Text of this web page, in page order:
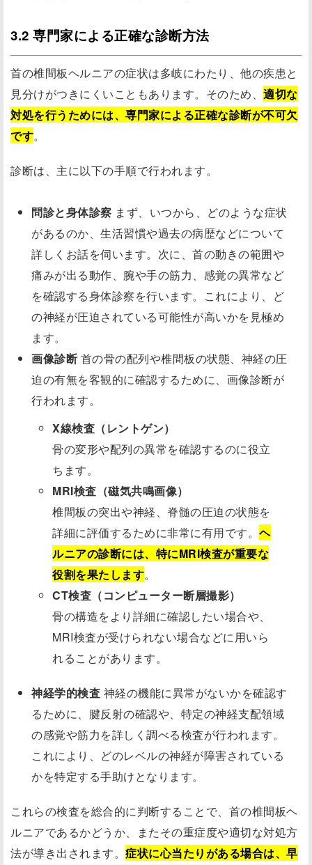
3.2 専門家による正確な診断方法
首の椎間板ヘルニアの症状は多岐にわたり、他の疾患と
見分けがつきにくいこともあります。そのため、 適切な
対処を行うためには、専門家による正確な診断が不可欠
です。
診断は、主に以下の手順で行われます。
問診と身体診察 まず、いつから、どのような症状
があるのか、生活習慣や過去の病歴などについて
詳しくお話を伺います。次に、首の動きの範囲や
痛みが出る動作、腕や手の筋力、感覚の異常など
を確認する身体診察を行います。これにより、ど
の神経が圧迫されている可能性が高いかを見極め
ます。
画像診断 首の骨の配列や椎間板の状態、神経の圧
迫の有無を客観的に確認するために、画像診断が
行われます。
X線検査（レントゲン）
骨の変形や配列の異常を確認するのに役立
ちます。
MRI検査（磁気共鳴画像）
椎間板の突出や神経、脊髄の圧迫の状態を
詳細に評価するために非常に有用です。 ヘ
ルニアの診断には、特にMRI検査が重要な
役割を果たします。
CT検査（コンピューター断層撮影）
骨の構造をより詳細に確認したい場合や、
MRI検査が受けられない場合などに用いら
れることがあります。
神経学的検査 神経の機能に異常がないかを確認す
るために、腱反射の確認や、特定の神経支配領域
の感覚や筋力を詳しく調べる検査が行われます。
これにより、どのレベルの神経が障害されている
かを特定する手助けとなります。
これらの検査を総合的に判断することで、首の椎間板ヘ
ルニアであるかどうか、またその重症度や適切な対処方
法が導き出されます。 症状に心当たりがある場合は、早